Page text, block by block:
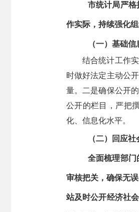
市统计局严格
作实际，持续强化
（一）基础
结合统计工作
时做好法定主动公
量。二是确保公开
公开的栏目，严把
化、信息化水平。
（二）回应
全面梳理部
审核把关，确保无
站及时公开经济社